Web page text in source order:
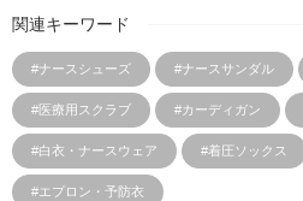
関連キーワード
#ナースシューズ #ナースサンダル
#医療用スクラブ #カーディガン
#白衣・ナースウェア #着圧ソックス
#エプロン・予防衣